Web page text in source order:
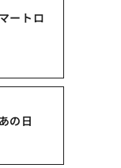
ートロ
の日